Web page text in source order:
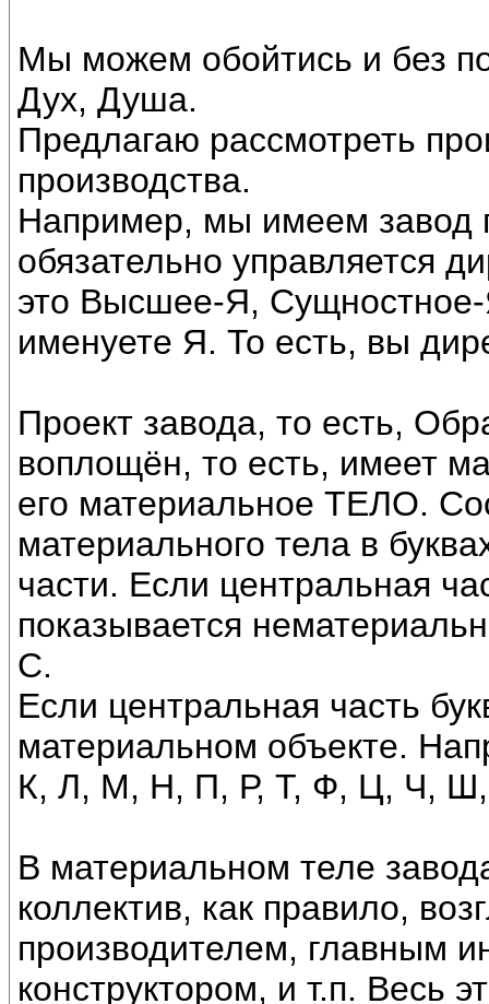
Мы можем обойтись и без
Дух, Душа.
Предлагаю рассмотреть
производства.
Например, мы имеем завод
обязательно управляется
это Высшее-Я,
именуете Я. То есть, вы
Проект завода, то есть,
воплощён, то есть, имеет
его материальное ТЕЛО.
материального тела в
части. Если центральная
показывается
С.
Если центральная часть
материальном объекте.
К, Л, М, Н, П, Р, Т, Ф, Ц, Ч,
В материальном теле
коллектив, как правило,
производителем, главным
конструктором, и т.п. Весь